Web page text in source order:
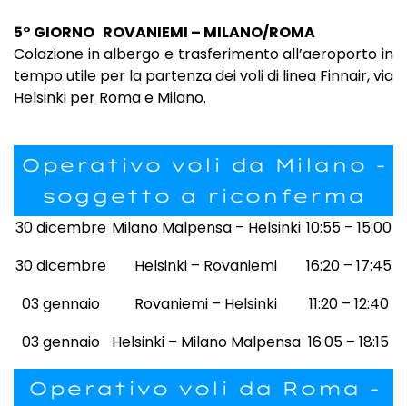
5° GIORNO ROVANIEMI – MILANO/ROMA
Colazione in albergo e trasferimento all’aeroporto in
tempo utile per la partenza dei voli di linea Finnair, via
Helsinki per Roma e Milano.
Operativo voli da Milano -
soggetto a riconferma
30 dicembre Milano Malpensa – Helsinki 10:55 – 15:00
30 dicembre
Helsinki – Rovaniemi
16:20 – 17:45
03 gennaio
Rovaniemi – Helsinki
11:20 – 12:40
03 gennaio
Helsinki – Milano Malpensa 16:05 – 18:15
Operativo voli da Roma -